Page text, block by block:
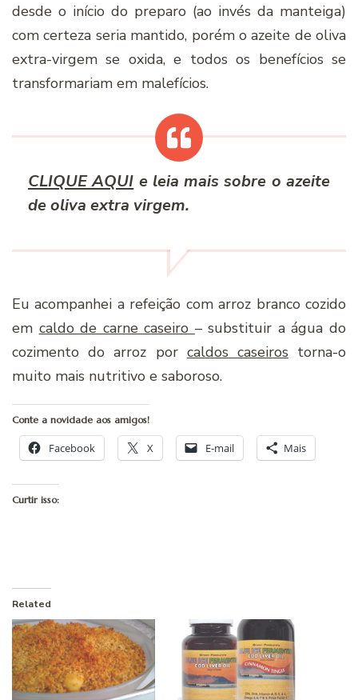
desde o início do preparo (ao invés da manteiga)
com certeza seria mantido, porém o azeite de oliva
extra-virgem se oxida, e todos os benefícios se
transformariam em malefícios.
CLIQUE AQUI e leia mais sobre o azeite
de oliva extra virgem.
Eu acompanhei a refeição com arroz branco cozido
em caldo de carne caseiro – substituir a água do
cozimento do arroz por caldos caseiros torna-o
muito mais nutritivo e saboroso.
Conte a novidade aos amigos!
Facebook X E-mail Mais
Curtir isso:
Related